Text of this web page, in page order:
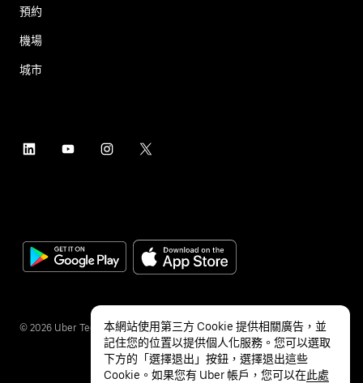
預約
機場
城市
© 2026 Uber Technologies Inc.
本網站使用第三方 Cookie 提供相關廣告，並
記住您的位置以提供個人化服務。您可以選取
下方的「選擇退出」按鈕，選擇退出這些
Cookie。如果您有 Uber 帳戶，您可以在此處